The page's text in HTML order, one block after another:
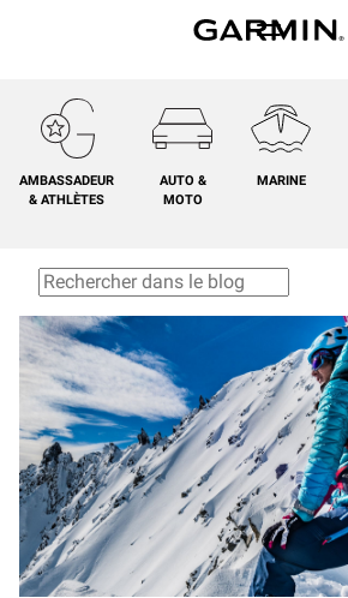
AMBASSADEUR
& ATHLÈTES
AUTO &
MOTO
MARINE